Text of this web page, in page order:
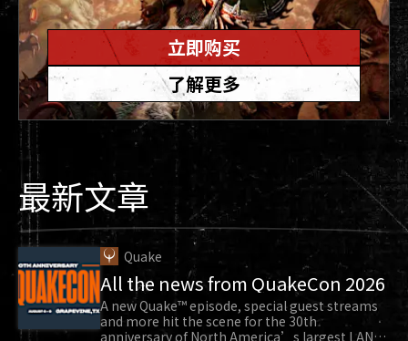
立即购买
了解更多
最新文章
Quake
All the news from QuakeCon 2026
A new Quake™ episode, special guest streams
and more hit the scene for the 30th
anniversary of North America’s largest LAN